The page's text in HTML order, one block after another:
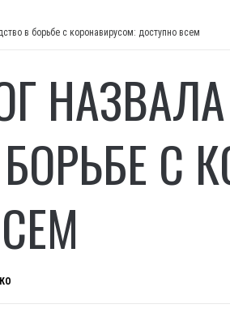
в борьбе с коронавирусом: доступно всем
С